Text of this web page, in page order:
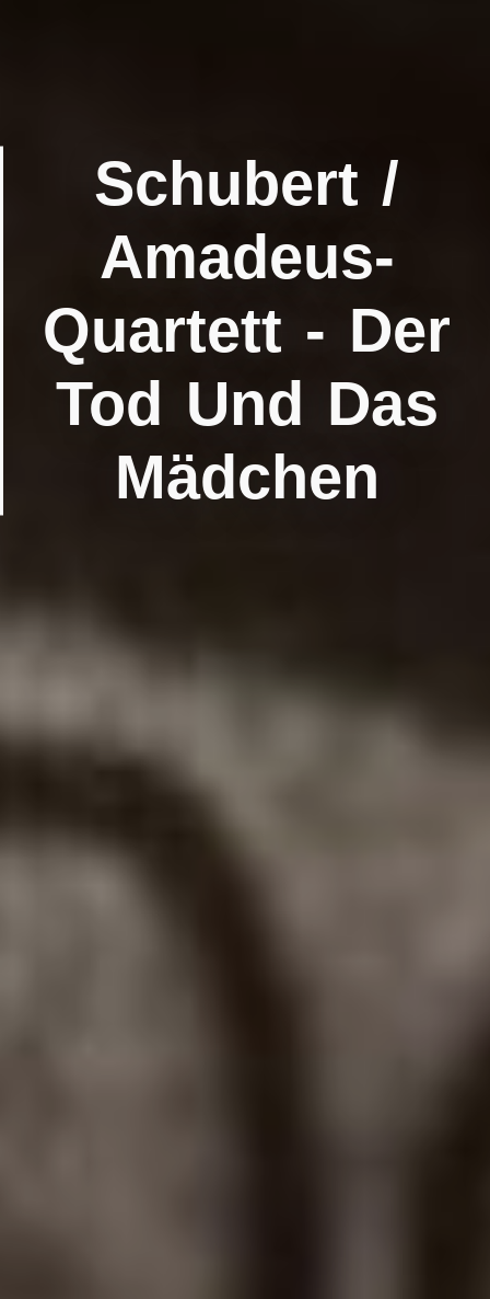
Schubert /
Amadeus-
Quartett ‎- Der
Tod Und Das
Mädchen